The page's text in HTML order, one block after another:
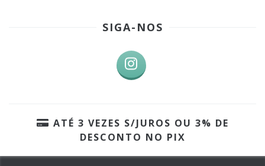
SIGA-NOS
ATÉ 3 VEZES S/JUROS OU 3% DE
DESCONTO NO PIX